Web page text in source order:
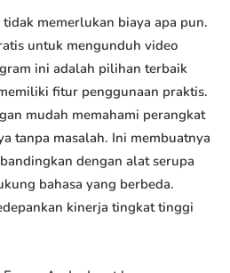
memerlukan biaya apa pun.
untuk mengunduh video
ini adalah pilihan terbaik
fitur penggunaan praktis.
mudah memahami perangkat
tanpa masalah. Ini membuatnya
dengan alat serupa
bahasa yang berbeda.
kinerja tingkat tinggi